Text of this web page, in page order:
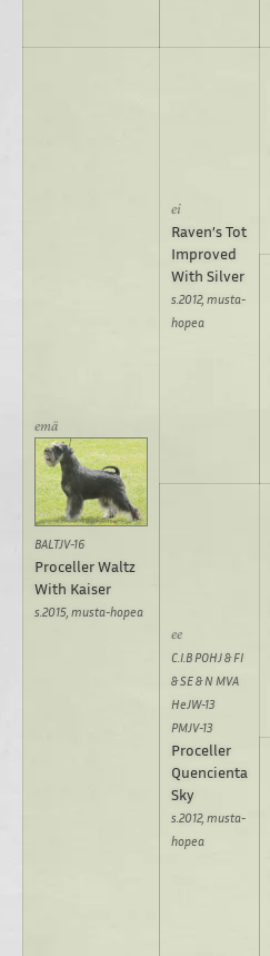
BALTJV-16
Proceller Waltz
With Kaiser
s.2015, musta-hopea
Raven’s Tot
Improved
With Silver
s.2012, musta-
hopea
C.I.B POHJ & FI
& SE & N MVA
HeJW-13
PMJV-13
Proceller
Quencienta
Sky
s.2012, musta-
hopea